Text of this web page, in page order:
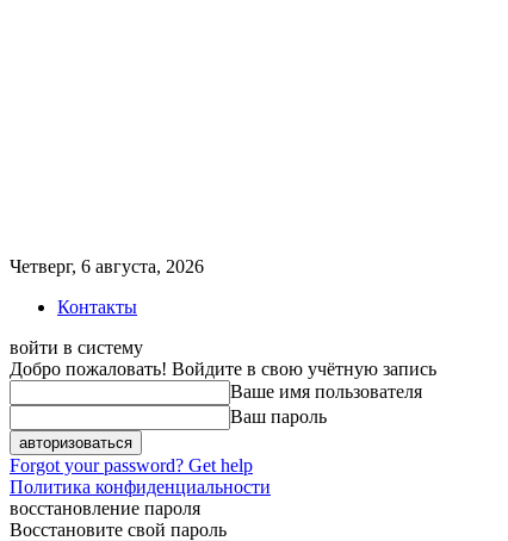
Четверг, 6 августа, 2026
Контакты
войти в систему
Добро пожаловать! Войдите в свою учётную запись
Ваше имя пользователя
Ваш пароль
Forgot your password? Get help
Политика конфиденциальности
восстановление пароля
Восстановите свой пароль